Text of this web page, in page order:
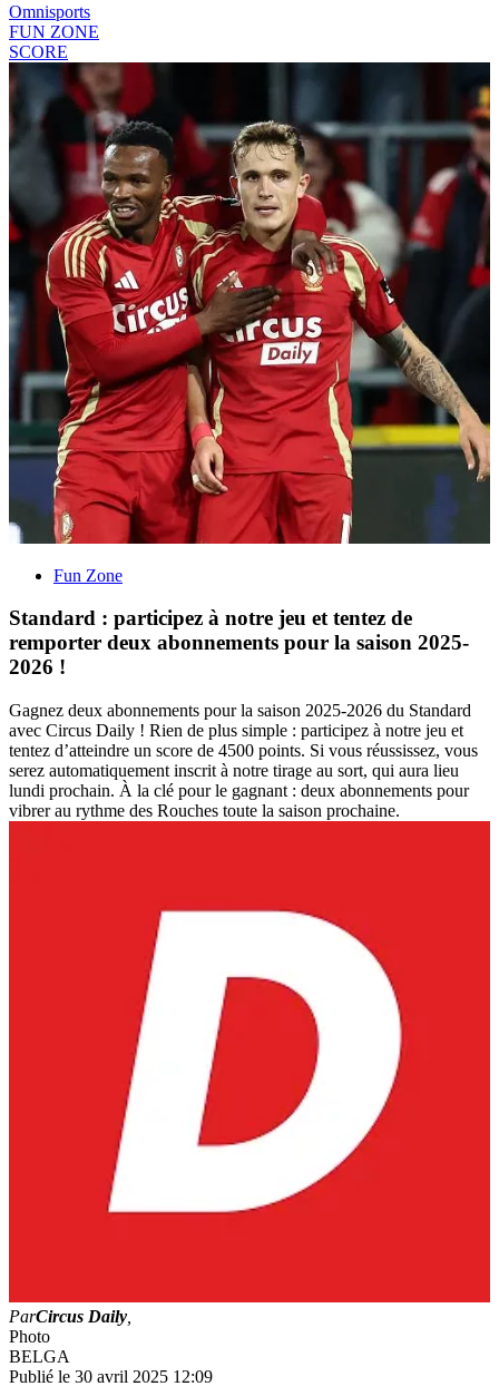
Omnisports
FUN ZONE
SCORE
Fun Zone
Standard : participez à notre jeu et tentez de
remporter deux abonnements pour la saison 2025-
2026 !
Gagnez deux abonnements pour la saison 2025-2026 du Standard
avec Circus Daily ! Rien de plus simple : participez à notre jeu et
tentez d’atteindre un score de 4500 points. Si vous réussissez, vous
serez automatiquement inscrit à notre tirage au sort, qui aura lieu
lundi prochain. À la clé pour le gagnant : deux abonnements pour
vibrer au rythme des Rouches toute la saison prochaine.
ParCircus Daily
Photo
BELGA
Publié le 30 avril 2025 12:09